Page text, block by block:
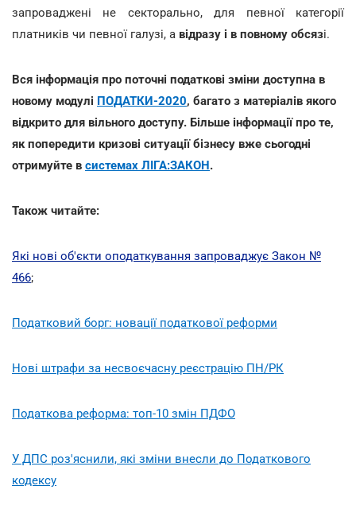
запроваджені не секторально, для певної категорії
платників чи певної галузі, а відразу і в повному обсязі.
Вся інформація про поточні податкові зміни доступна в
новому модулі ПОДАТКИ-2020, багато з матеріалів якого
відкрито для вільного доступу. Більше інформації про те,
як попередити кризові ситуації бізнесу вже сьогодні
отримуйте в системах ЛІГА:ЗАКОН.
Також читайте:
Які нові об'єкти оподаткування запроваджує Закон №
466;
Податковий борг: новації податкової реформи
Нові штрафи за несвоєчасну реєстрацію ПН/РК
Податкова реформа: топ-10 змін ПДФО
У ДПС роз'яснили, які зміни внесли до Податкового
кодексу